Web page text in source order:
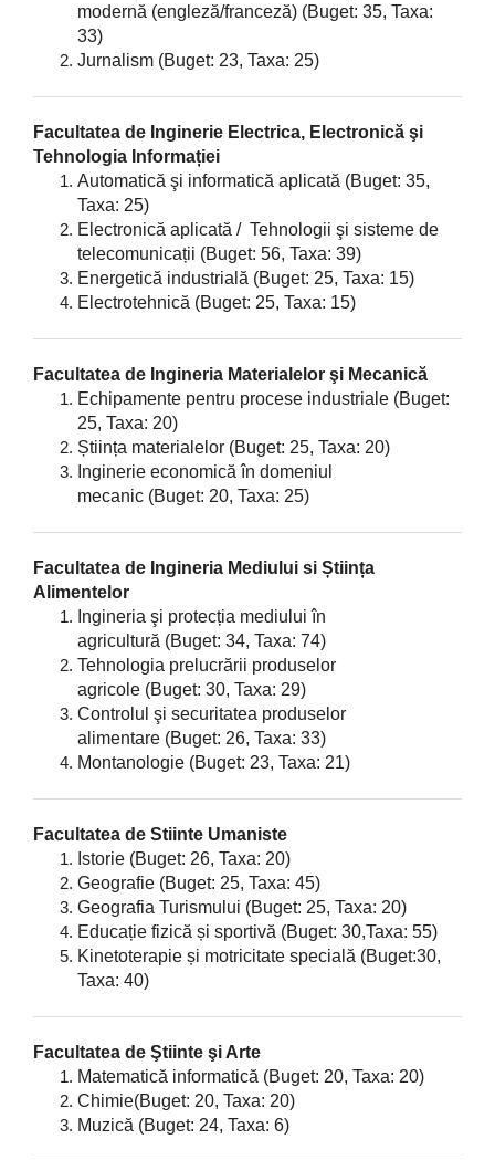
modernă (engleză/franceză) (Buget: 35, Taxa:
33)
Jurnalism (Buget: 23, Taxa: 25)
Facultatea de Inginerie Electrica, Electronică şi
Tehnologia Informației
Automatică şi informatică aplicată (Buget: 35,
Taxa: 25)
Electronică aplicată / Tehnologii şi sisteme de
telecomunicații (Buget: 56, Taxa: 39)
Energetică industrială (Buget: 25, Taxa: 15)
Electrotehnică (Buget: 25, Taxa: 15)
Facultatea de Ingineria Materialelor şi Mecanică
Echipamente pentru procese industriale (Buget:
25, Taxa: 20)
Știința materialelor (Buget: 25, Taxa: 20)
Inginerie economică în domeniul
mecanic (Buget: 20, Taxa: 25)
Facultatea de Ingineria Mediului si Știința
Alimentelor
Ingineria şi protecția mediului în
agricultură (Buget: 34, Taxa: 74)
Tehnologia prelucrării produselor
agricole (Buget: 30, Taxa: 29)
Controlul şi securitatea produselor
alimentare (Buget: 26, Taxa: 33)
Montanologie (Buget: 23, Taxa: 21)
Facultatea de Stiinte Umaniste
Istorie (Buget: 26, Taxa: 20)
Geografie (Buget: 25, Taxa: 45)
Geografia Turismului (Buget: 25, Taxa: 20)
Educație fizică și sportivă (Buget: 30,Taxa: 55)
Kinetoterapie și motricitate specială (Buget:30,
Taxa: 40)
Facultatea de Ştiinte şi Arte
Matematică informatică (Buget: 20, Taxa: 20)
Chimie(Buget: 20, Taxa: 20)
Muzică (Buget: 24, Taxa: 6)